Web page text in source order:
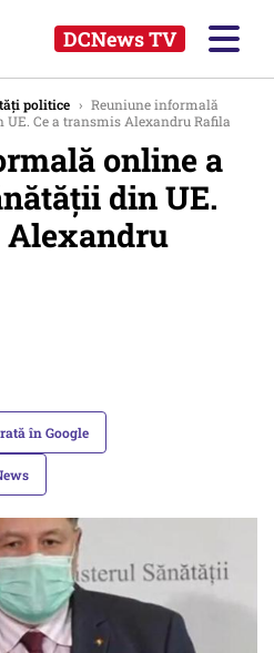
DCNews TV
politice › Reuniune informală
Ce a transmis Alexandru Rafila
online a
din UE.
Alexandru
în Google